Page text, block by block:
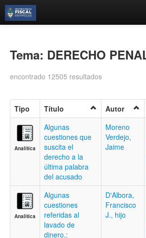
Búsqueda Avanzada
Contacto
Iniciar sesión
Tema: DERECHO
encontrado 12505 resultados
Tipo Título Autor
Analítica
Algunas
cuestiones que
suscita el
derecho a la
última palabra
del acusado
Moreno
Verdejo,
Jaime
Analítica
Algunas
cuestiones
referidas al
lavado de
dinero.:
D'Albora,
Francisco
J., hijo